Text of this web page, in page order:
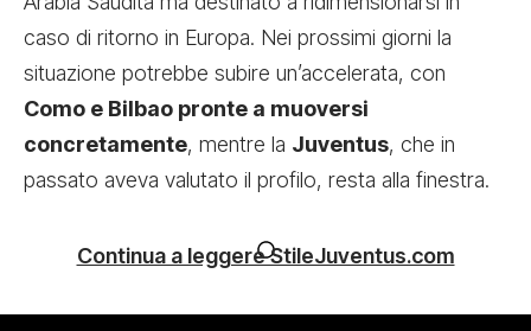
caso di ritorno in Europa. Nei prossimi giorni la
situazione potrebbe subire un’accelerata, con
Como e Bilbao pronte a muoversi
concretamente, mentre la Juventus, che in
passato aveva valutato il profilo, resta alla finestra.
Continua a leggere StileJuventus.com